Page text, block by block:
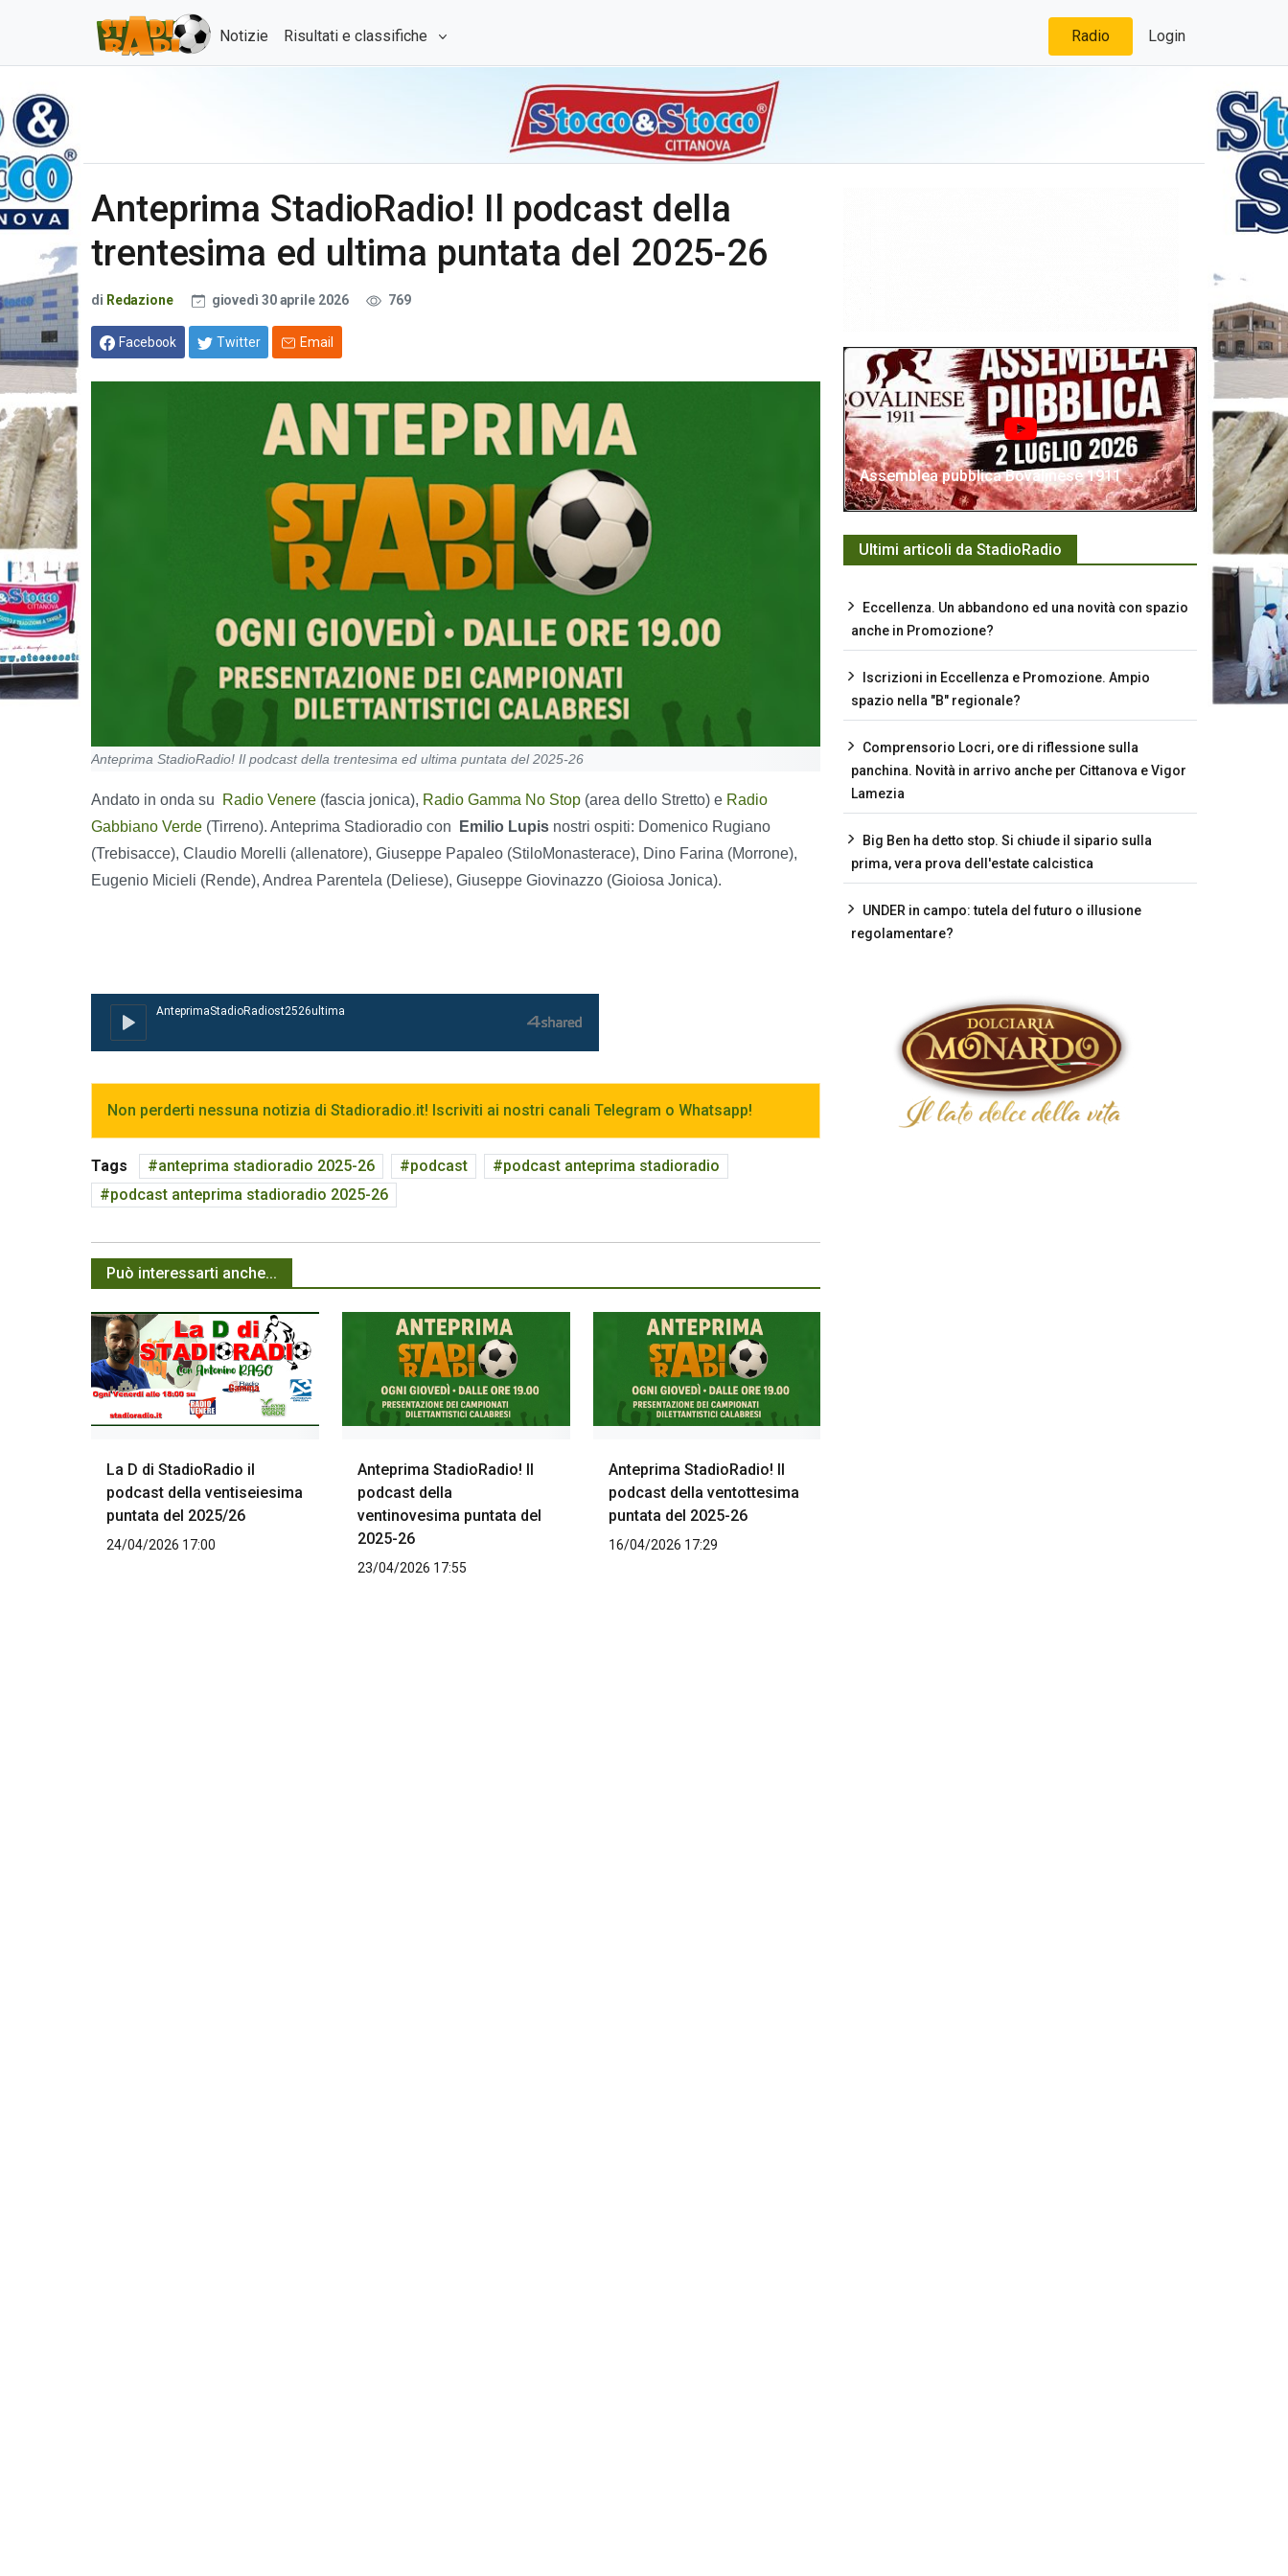
Notizie Risultati e classifiche Radio Login
Anteprima StadioRadio! Il podcast della
trentesima ed ultima puntata del 2025-26
di Redazione giovedì 30 aprile 2026 769
Facebook Twitter Email
Anteprima StadioRadio! Il podcast della trentesima ed ultima puntata del 2025-26
Andato in onda su Radio Venere (fascia jonica), Radio Gamma No Stop (area dello Stretto) e Radio
Gabbiano Verde (Tirreno). Anteprima Stadioradio con Emilio Lupis nostri ospiti: Domenico Rugiano
(Trebisacce), Claudio Morelli (allenatore), Giuseppe Papaleo (StiloMonasterace), Dino Farina (Morrone),
Eugenio Micieli (Rende), Andrea Parentela (Deliese), Giuseppe Giovinazzo (Gioiosa Jonica).
Non perderti nessuna notizia di Stadioradio.it! Iscriviti ai nostri canali Telegram o Whatsapp!
Tags anteprima stadioradio 2025-26 podcast
podcast anteprima stadioradio
podcast anteprima stadioradio 2025-26
Può interessarti anche...
La D di StadioRadio il
podcast della ventiseiesima
puntata del 2025/26
24/04/2026 17:00
Anteprima StadioRadio! Il
podcast della
ventinovesima puntata del
2025-26
23/04/2026 17:55
Anteprima StadioRadio! Il
podcast della ventottesima
puntata del 2025-26
16/04/2026 17:29
Assemblea pubblica Bovalinese 1911
Ultimi articoli da StadioRadio
Eccellenza. Un abbandono ed una novità con spazio
anche in Promozione?
Iscrizioni in Eccellenza e Promozione. Ampio
spazio nella "B" regionale?
Comprensorio Locri, ore di riflessione sulla
panchina. Novità in arrivo anche per Cittanova e Vigor
Lamezia
Big Ben ha detto stop. Si chiude il sipario sulla
prima, vera prova dell'estate calcistica
UNDER in campo: tutela del futuro o illusione
regolamentare?